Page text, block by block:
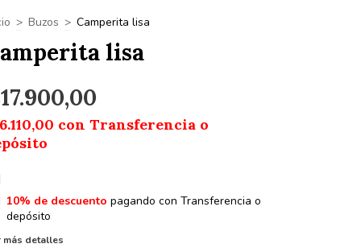
> Buzos > Camperita lisa
lisa
con Transferencia o
10% de descuento pagando con Transferencia o
depósito
más detalles